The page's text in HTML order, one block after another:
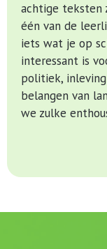
achtige teksten
één van de
iets wat je op
interessant is
politiek,
belangen van
we zulke